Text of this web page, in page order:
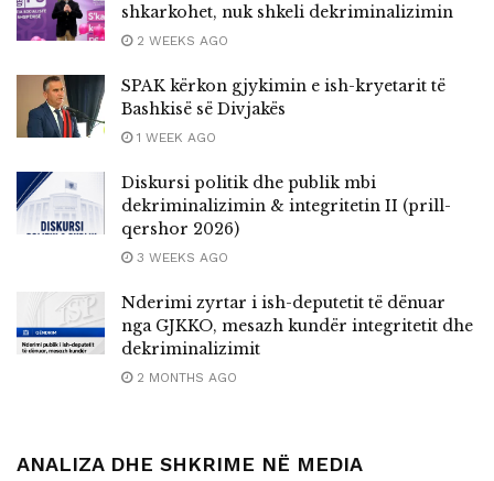
shkarkohet, nuk shkeli dekriminalizimin
2 WEEKS AGO
SPAK kërkon gjykimin e ish-kryetarit të
Bashkisë së Divjakës
1 WEEK AGO
Diskursi politik dhe publik mbi
dekriminalizimin & integritetin II (prill-
qershor 2026)
3 WEEKS AGO
Nderimi zyrtar i ish-deputetit të dënuar
nga GJKKO, mesazh kundër integritetit dhe
dekriminalizimit
2 MONTHS AGO
ANALIZA DHE SHKRIME NË MEDIA